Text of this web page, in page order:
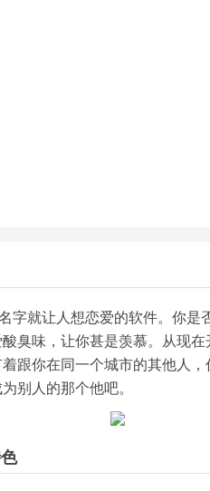
字就让人想恋爱的软件。你
臭味，让你甚是羡慕。从现
跟你在同一个城市的其他人
别人的那个他吧。